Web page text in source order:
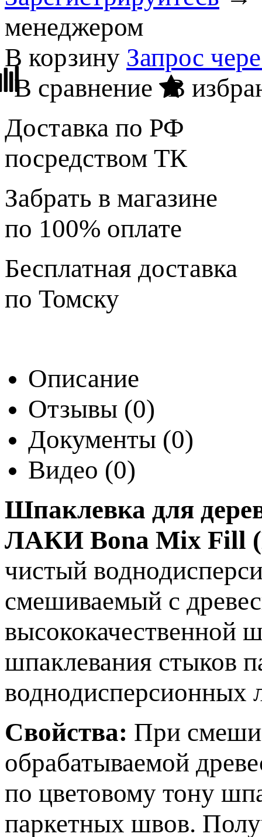
менеджером
В корзину Запрос
В сравнение В
Доставка по РФ
посредством ТК
Забрать в магазине
по 100% оплате
Бесплатная доставка
по Томску
Описание
Отзывы (0)
Документы (0)
Видео (0)
Шпаклевка для
ЛАКИ Bona Mix Fill
чистый
смешиваемый с
высококачественной
шпаклевания стыков
воднодисперсионных
Свойства: При
обрабатываемой
по цветовому тону
паркетных швов.